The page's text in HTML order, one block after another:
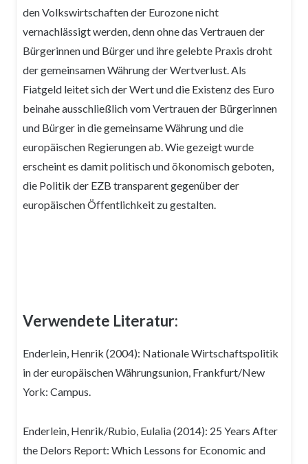
den Volkswirtschaften der Eurozone nicht
vernachlässigt werden, denn ohne das Vertrauen der
Bürgerinnen und Bürger und ihre gelebte Praxis droht
der gemeinsamen Währung der Wertverlust. Als
Fiatgeld leitet sich der Wert und die Existenz des Euro
beinahe ausschließlich vom Vertrauen der Bürgerinnen
und Bürger in die gemeinsame Währung und die
europäischen Regierungen ab. Wie gezeigt wurde
erscheint es damit politisch und ökonomisch geboten,
die Politik der EZB transparent gegenüber der
europäischen Öffentlichkeit zu gestalten.
Verwendete Literatur:
Enderlein, Henrik (2004): Nationale Wirtschaftspolitik
in der europäischen Währungsunion, Frankfurt/New
York: Campus.
Enderlein, Henrik/Rubio, Eulalia (2014): 25 Years After
the Delors Report: Which Lessons for Economic and